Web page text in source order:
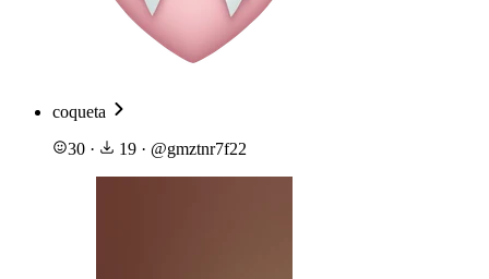
coqueta
30 · 19 · @gmztnr7f22